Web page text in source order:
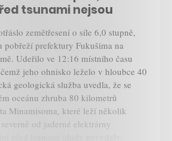
tsunami nejsou
zemětřesení o síle 6,0 stupně,
pobřeží prefektury Fukušima na
Udeřilo ve 12:16 místního času
jeho ohnisko leželo v hloubce 40
geologická služba uvedla, že se
oceánu zhruba 80 kilometrů
Minamisoma, které leží několik
od jaderné elektrárny